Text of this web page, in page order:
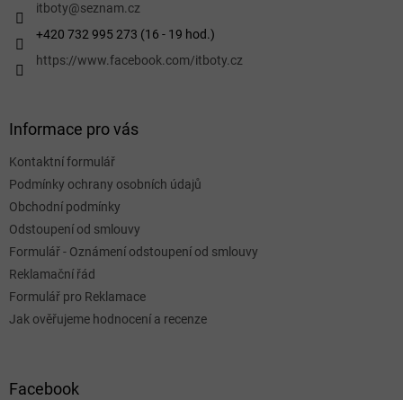
itboty@seznam.cz
+420 732 995 273 (16 - 19 hod.)
https://www.facebook.com/itboty.cz
Informace pro vás
Kontaktní formulář
Podmínky ochrany osobních údajů
Obchodní podmínky
Odstoupení od smlouvy
Formulář - Oznámení odstoupení od smlouvy
Reklamační řád
Formulář pro Reklamace
Jak ověřujeme hodnocení a recenze
Facebook